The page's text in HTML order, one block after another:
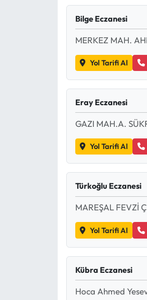
Bilge Eczanesi
MERKEZ MAH.
Yol Tarifi Al
Eray Eczanesi
GAZI MAH.A.
Yol Tarifi Al
Türkoğlu Eczanesi
MAREŞAL FEVZİ
Yol Tarifi Al
Kübra Eczanesi
Hoca Ahmed